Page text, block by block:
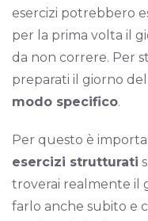
esercizi potrebbero
per la prima volta il
da non correre. Per
preparati il giorno
modo specifico.
Per questo è
esercizi strutturati
troverai realmente il
farlo anche subito e